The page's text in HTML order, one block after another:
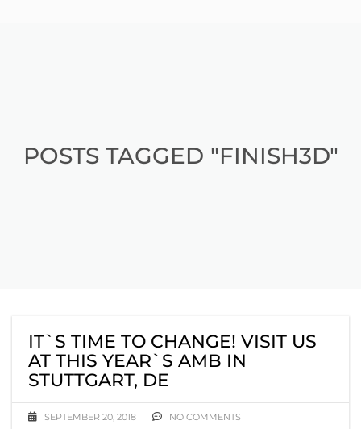
POSTS TAGGED "FINISH3D"
IT`S TIME TO CHANGE! VISIT US
AT THIS YEAR`S AMB IN
STUTTGART, DE
SEPTEMBER 20, 2018
NO COMMENTS